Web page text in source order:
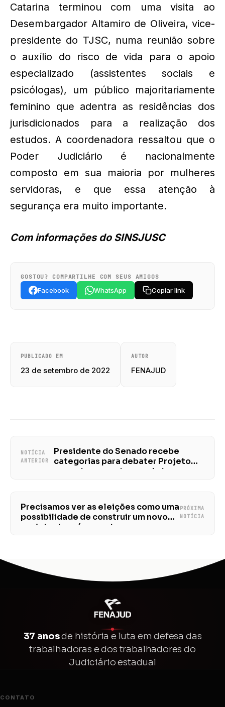
Catarina terminou com uma visita ao
Desembargador Altamiro de Oliveira, vice-
presidente do TJSC, numa reunião sobre
o auxílio do risco de vida para o apoio
especializado (assistentes sociais e
psicólogas), um público majoritariamente
feminino que adentra as residências dos
jurisdicionados para a realização dos
estudos. A coordenadora ressaltou que o
Poder Judiciário é nacionalmente
composto em sua maioria por mulheres
servidoras, e que essa atenção à
segurança era muito importante.
Com informações do SINSJUSC
GOSTOU? COMPARTILHE COM SEUS AMIGOS
Facebook WhatsApp Copiar link
PUBLICADO EM
23 de setembro de 2022
AUTOR
FENAJUD
NOTÍCIA
ANTERIOR
Presidente do Senado recebe
categorias para debater Projeto
que retoma contagem de tempo
Precisamos ver as eleições como uma
possibilidade de construir um novo
projeto de país, apontam
PRÓXIMA
NOTÍCIA
37 anosde história e luta em defesa das
trabalhadoras e dos trabalhadores do
Judiciário estadual
CONTATO